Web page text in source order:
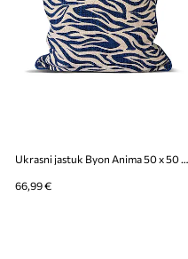
66,99 €